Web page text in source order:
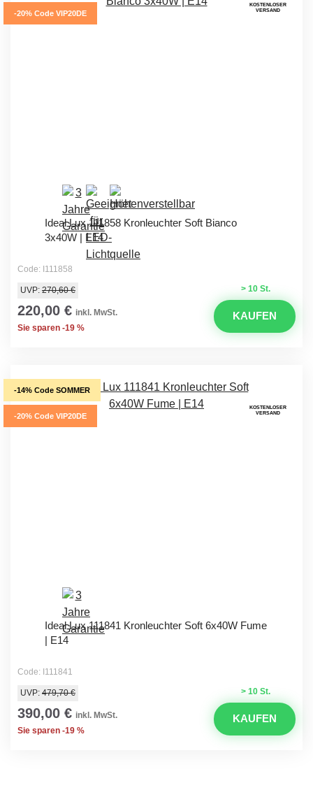
-20% Code VIP20DE
KOSTENLOSER
VERSAND
Ideal Lux 111858 Kronleuchter Soft Bianco
3x40W | E14
Code: I111858
> 10 St.
UVP: 270,60 €
220,00 € inkl. MwSt.
Sie sparen -19 %
KAUFEN
-14% Code SOMMER
-20% Code VIP20DE
KOSTENLOSER
VERSAND
Ideal Lux 111841 Kronleuchter Soft 6x40W Fume
| E14
Code: I111841
> 10 St.
UVP: 479,70 €
390,00 € inkl. MwSt.
Sie sparen -19 %
KAUFEN